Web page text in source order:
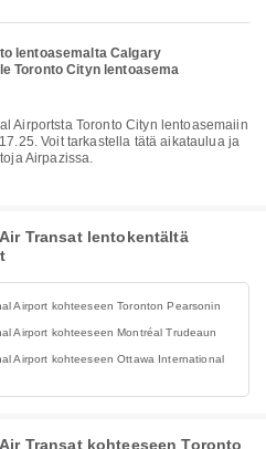
lentoasemalta Calgary
Toronto Cityn lentoasema
Voit tarkastella tätä aikataulua ja
Airpazissa.
Transat lentokentältä
Airport kohteeseen Toronton Pearsonin
Airport kohteeseen Montréal Trudeaun
Airport kohteeseen Ottawa International
Transat kohteeseen Toronto